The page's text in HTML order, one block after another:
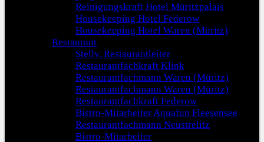
Reinigungskraft Hotel Müritzpalais
Housekeeping Hotel Federow
Housekeeping Hotel Waren (Müritz)
Restaurant
Stellv. Restaurantleiter
Restaurantfachkraft Klink
Restaurantfachmann Waren (Müritz)
Restaurantfachmann Waren (Müritz)
Restaurantfachkraft Federow
Bistro-Mitarbeiter Aquafun Fleesensee
Restaurantfachmann Neustrelitz
Bistro-Mitarbeiter